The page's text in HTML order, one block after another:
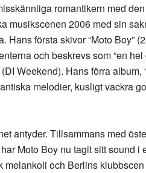
romantikern med den
musikscenen 2006 med sin
första skivor “Moto Boy”
och beskrevs som “en
Weekend). Hans förra album,
melodier, kusligt vackra
antyder. Tillsammans med
Moto Boy nu tagit sitt sound i
och Berlins